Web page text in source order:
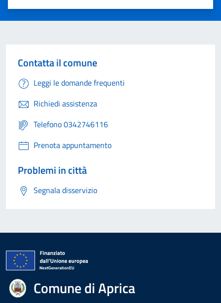
Valuta 5 stelle su 5
Valuta 4 stelle su 5
Valuta 3 stelle su 5
Valuta 2 stelle su 5
Valuta 1 stelle su 5
Contatta il comune
Leggi le domande frequenti
Richiedi assistenza
Telefono 0342746116
Prenota appuntamento
Problemi in città
Segnala disservizio
Comune di Aprica